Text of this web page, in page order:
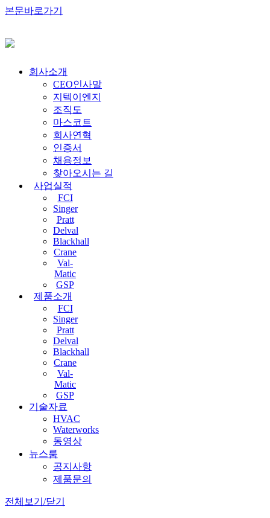
본문바로가기
회사소개
CEO인사말
지텍이엔지
조직도
마스코트
회사연혁
인증서
채용정보
찾아오시는 길
사업실적
FCI
Singer
Pratt
Delval
Blackhall
Crane
Val-
Matic
GSP
제품소개
FCI
Singer
Pratt
Delval
Blackhall
Crane
Val-
Matic
GSP
기술자료
HVAC
Waterworks
동영상
뉴스룸
공지사항
제품문의
전체보기/닫기